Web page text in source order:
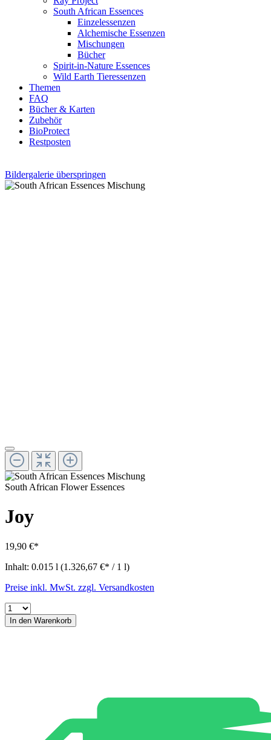
South African Essences
Einzelessenzen
Alchemische Essenzen
Mischungen
Bücher
Spirit-in-Nature Essences
Wild Earth Tieressenzen
Themen
FAQ
Bücher & Karten
Zubehör
BioProtect
Restposten
Bildergalerie überspringen
South African Flower Essences
Joy
19,90 €*
Inhalt: 0.015 l (1.326,67 €* / 1 l)
Preise inkl. MwSt. zzgl. Versandkosten
In den Warenkorb